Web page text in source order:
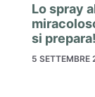
Lo spray
si prepara!
5 SETTEMBRE